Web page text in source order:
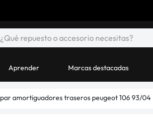
Aprender Marcas destacadas
par amortiguadores traseros peugeot 106 93/04